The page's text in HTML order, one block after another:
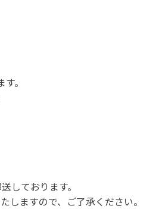
。
しております。
しますので、ご了承ください。